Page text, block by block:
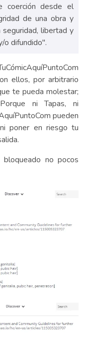
coerción desde el
de una obra y
libertad y
o difundido".
ellos, por arbitrario
te pueda molestar;
ni Tapas, ni
pueden
poner en riesgo tu
no pocos